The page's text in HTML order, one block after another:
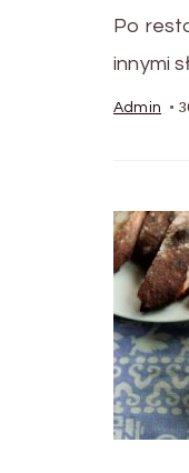
Po
innymi
Admin